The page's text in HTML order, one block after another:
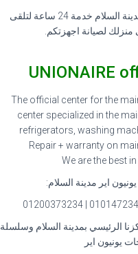
كذلك ، توفر لكم مراكز اصلاح يونيون اير مدينة السلام خدمة 24 ساعة لتلقى
منزلك لصيانة اجهزتكم
UNIONAIRE
The official center for the
center specialized in the
refrigerators, washing
Repair + warranty on
We are the best
اير مدينة السلام:
الرئيسي بمدينة السلام وسلسلة
يونيون اير